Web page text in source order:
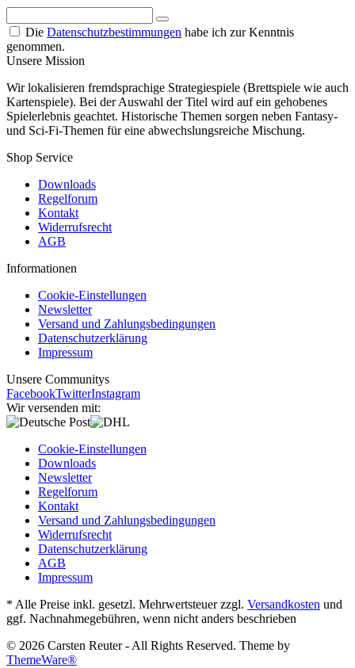
Die Datenschutzbestimmungen habe ich zur Kenntnis
genommen.
Unsere Mission
Wir lokalisieren fremdsprachige Strategiespiele (Brettspiele wie auch
Kartenspiele). Bei der Auswahl der Titel wird auf ein gehobenes
Spielerlebnis geachtet. Historische Themen sorgen neben Fantasy-
und Sci-Fi-Themen für eine abwechslungsreiche Mischung.
Shop Service
Downloads
Regelforum
Kontakt
Widerrufsrecht
AGB
Informationen
Cookie-Einstellungen
Newsletter
Versand und Zahlungsbedingungen
Datenschutzerklärung
Impressum
Unsere Communitys
FacebookTwitterInstagram
Wir versenden mit:
Cookie-Einstellungen
Downloads
Newsletter
Regelforum
Kontakt
Versand und Zahlungsbedingungen
Widerrufsrecht
Datenschutzerklärung
AGB
Impressum
* Alle Preise inkl. gesetzl. Mehrwertsteuer zzgl. Versandkosten und
ggf. Nachnahmegebühren, wenn nicht anders beschrieben
© 2026 Carsten Reuter - All Rights Reserved. Theme by
ThemeWare®